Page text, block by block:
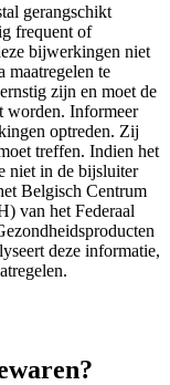
gerangschikt
frequent of
bijwerkingen niet
maatregelen te
zijn en moet de
worden. Informeer
optreden. Zij
treffen. Indien het
niet in de bijsluiter
Belgisch Centrum
van het Federaal
deze informatie,